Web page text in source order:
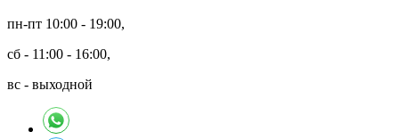
пн-пт 10:00 - 19:00,
сб - 11:00 - 16:00,
вс - выходной